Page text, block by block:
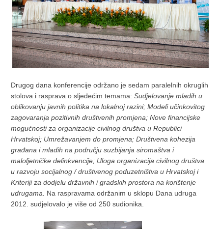
Drugog dana konferencije održano je sedam paralelnih okruglih
stolova i rasprava o sljedećim temama:Sudjelovanje mladih u
oblikovanju javnih politika na lokalnoj razini; Modeli učinkovitog
zagovaranja pozitivnih društvenih promjena; Nove financijske
mogućnosti za organizacije civilnog društva u Republici
Hrvatskoj; Umrežavanjem do promjena; Društvena kohezija
građana i mladih na području suzbijanja siromaštva i
maloljetničke delinkvencije; Uloga organizacija civilnog društva
u razvoju socijalnog / društvenog poduzetništva u Hrvatskoj i
Kriteriji za dodjelu državnih i gradskih prostora na korištenje
udrugama. Na raspravama održanim u sklopu Dana udruga
2012. sudjelovalo je više od 250 sudionika.